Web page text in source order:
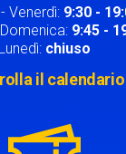
Venerdì: 9:30 -
9:45 -
Lunedì: chiuso
il calendario